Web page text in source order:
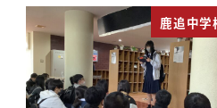
鹿追中学